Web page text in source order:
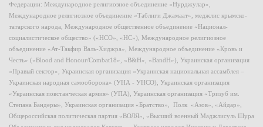
Федерации: Международное религиозное объединение «Нурджулар»,
Международное религиозное объединение «Таблиги Джамаат», меджлис крымско-
татарского народа, Международное общественное объединение «Национал-
социалистическое общество» («НСО», «НС»), Международное религиозное
объединение «Ат-Такфир Валь-Хиджра», Международное объединение «Кровь и
Честь» («Blood and Honour/Combat18», «B&H», «BandH»), Украинская организация
«Правый сектор», Украинская организация «Украинская национальная ассамблея –
Украинская народная самооборона» (УНА - УНСО), Украинская организация
«Украинская повстанческая армия» (УПА), Украинская организация «Тризуб им.
Степана Бандеры», Украинская организация «Братство», Полк «Азов», «Айдар»,
Общероссийская политическая партия «ВОЛЯ», «Высший военный Маджлисуль Шура